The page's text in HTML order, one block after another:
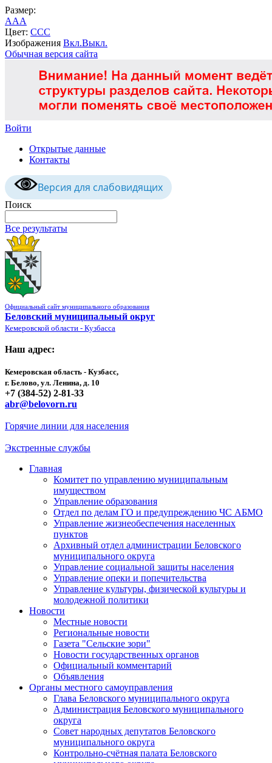
Размер:
AAA
Цвет: CCC
Изображения Вкл.Выкл.
Обычная версия сайта
Войти
Открытые данные
Контакты
Версия для слабовидящих
Поиск
Все результаты
Официальный сайт муниципального образования
Беловский муниципальный округ
Кемеровской области - Кузбасса
Наш адрес:
Кемеровская область - Кузбасс,
г. Белово, ул. Ленина, д. 10
+7 (384-52) 2-81-33
abr@belovorn.ru
Горячие линии для населения
Экстренные службы
Главная
Комитет по управлению муниципальным
имуществом
Управление образования
Отдел по делам ГО и предупреждению ЧС АБМО
Управление жизнеобеспечения населенных
пунктов
Архивный отдел администрации Беловского
муниципального округа
Управление социальной защиты населения
Управление опеки и попечительства
Управление культуры, физической культуры и
молодежной политики
Новости
Местные новости
Региональные новости
Газета "Сельские зори"
Новости государственных органов
Официальный комментарий
Объявления
Органы местного самоуправления
Глава Беловского муниципального округа
Администрация Беловского муниципального
округа
Совет народных депутатов Беловского
муниципального округа
Контрольно-счётная палата Беловского